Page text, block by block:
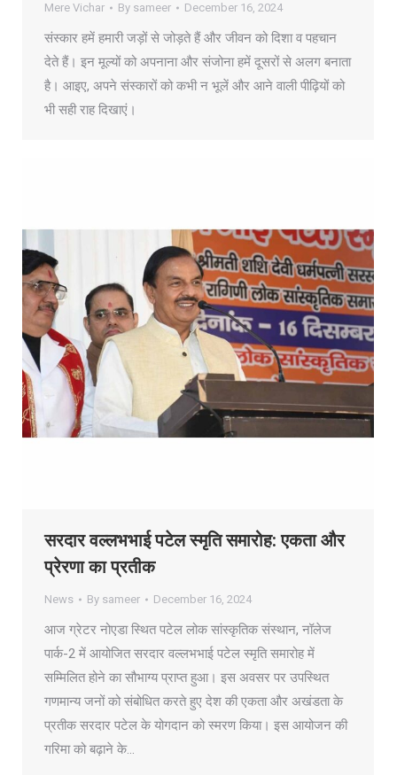
Mere Vichar By sameer December 16, 2024
संस्कार हमें हमारी जड़ों से जोड़ते हैं और जीवन को दिशा व पहचान
देते हैं। इन मूल्यों को अपनाना और संजोना हमें दूसरों से अलग बनाता
है। आइए, अपने संस्कारों को कभी न भूलें और आने वाली पीढ़ियों को
भी सही राह दिखाएं।
सरदार वल्लभभाई पटेल स्मृति समारोह: एकता और
प्रेरणा का प्रतीक
News By sameer December 16, 2024
आज ग्रेटर नोएडा स्थित पटेल लोक सांस्कृतिक संस्थान, नॉलेज
पार्क-2 में आयोजित सरदार वल्लभभाई पटेल स्मृति समारोह में
सम्मिलित होने का सौभाग्य प्राप्त हुआ। इस अवसर पर उपस्थित
गणमान्य जनों को संबोधित करते हुए देश की एकता और अखंडता के
प्रतीक सरदार पटेल के योगदान को स्मरण किया। इस आयोजन की
गरिमा को बढ़ाने के…